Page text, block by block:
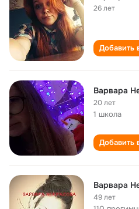
26 лет
Добавить
Варвара
20 лет
1 школа
Добавить
Варвара
49 лет